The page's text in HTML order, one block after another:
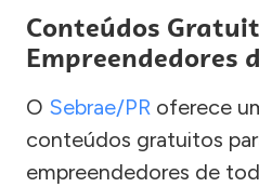
Conteúdos
Empreendedores
O Sebrae/PR oferece
conteúdos gratuitos
empreendedores de